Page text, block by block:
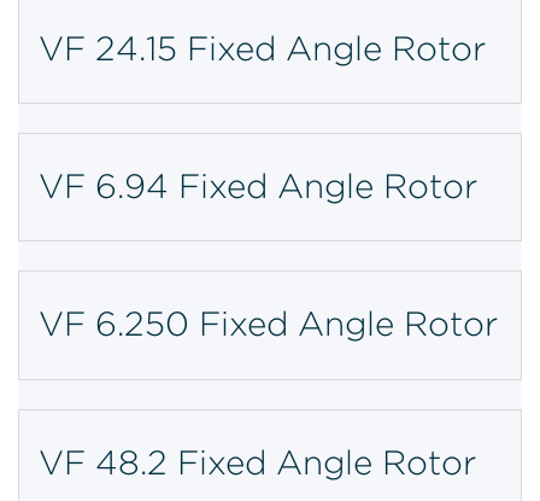
VF 24.15 Fixed Angle Rotor
VF 6.94 Fixed Angle Rotor
VF 6.250 Fixed Angle Rotor
VF 48.2 Fixed Angle Rotor